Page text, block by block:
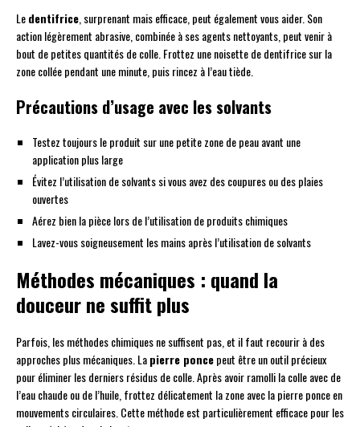
Ledentifrice, surprenant mais efficace, peut également vous aider. Son
action légèrement abrasive, combinée à ses agents nettoyants, peut venir à
bout de petites quantités de colle. Frottez une noisette de dentifrice sur la
zone collée pendant une minute, puis rincez à l’eau tiède.
Précautions d’usage avec les solvants
Testez toujours le produit sur une petite zone de peau avant une
application plus large
Évitez l’utilisation de solvants si vous avez des coupures ou des plaies
ouvertes
Aérez bien la pièce lors de l’utilisation de produits chimiques
Lavez-vous soigneusement les mains après l’utilisation de solvants
Méthodes mécaniques : quand la
douceur ne suffit plus
Parfois, les méthodes chimiques ne suffisent pas, et il faut recourir à des
approches plus mécaniques. Lapierre poncepeut être un outil précieux
pour éliminer les derniers résidus de colle. Après avoir ramolli la colle avec de
l’eau chaude ou de l’huile, frottez délicatement la zone avec la pierre ponce en
mouvements circulaires. Cette méthode est particulièrement efficace pour les